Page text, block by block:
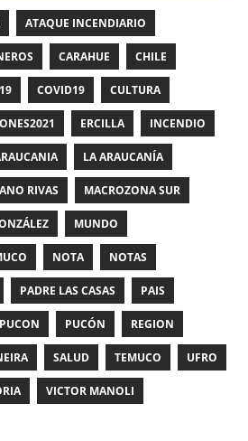
ATAQUE INCENDIARIO
CARAHUE CHILE
COVID19 CULTURA
ERCILLA INCENDIO
LA ARAUCANÍA
RIVAS MACROZONA SUR
MUNDO
NOTA NOTAS
PADRE LAS CASAS PAIS
PUCON PUCÓN REGION
SALUD TEMUCO UFRO
VICTOR MANOLI